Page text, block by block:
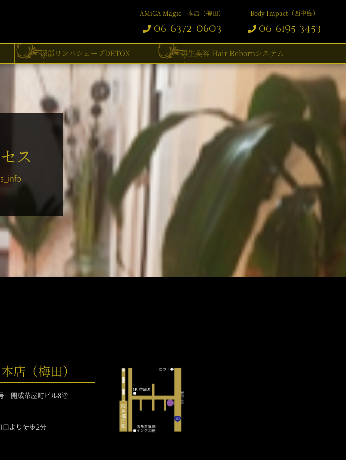
AMiCA Magic 本店（梅田）
06-6372-0603
Body Impact（西中島）
06-6195-3453
深部リンパシェープDETOX 再生美容 Hair Rebornシステム
ス
（梅田）
開成茶屋町ビル8階
より徒歩2分